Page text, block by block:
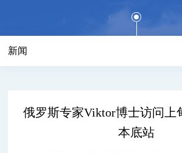
新闻
俄罗斯专家Viktor博士访问上
本底站